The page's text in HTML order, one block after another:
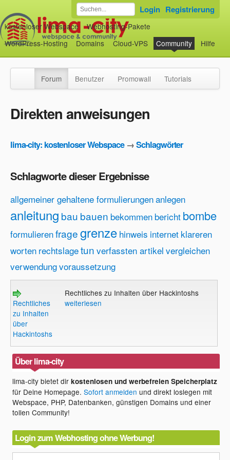
kostenloser Webspace
Webhosting-Pakete
WordPress-Hosting
Domains Cloud-VPS Community Hilfe
Login Registrierung
Forum Benutzer Promowall Tutorials
Direkten anweisungen
lima-city: kostenloser Webspace→Schlagwörter
Schlagworte dieser Ergebnisse
allgemeiner gehaltene formulierungenanlegen
anleitung bau bauen bekommen bericht bombe
formulierenfragegrenze hinweis internet klareren
worten rechtslagetun verfassten artikel vergleichen
verwendungvoraussetzung
Rechtliches
zu Inhalten
über
Hackintoshs
Rechtliches zu Inhalten über Hackintoshs
weiterlesen
Über lima-city
lima-city bietet dirkostenlosen und werbefreien Speicherplatz
für Deine Homepage.Sofort anmelden und direkt loslegen mit
Webspace, PHP, Datenbanken, günstigen Domains und einer
tollen Community!
Login zum Webhosting ohne Werbung!